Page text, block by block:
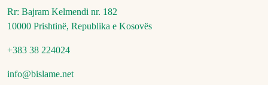
Rr: Bajram Kelmendi nr. 182
10000 Prishtinë, Republika e Kosovës
+383 38 224024
info@bislame.net